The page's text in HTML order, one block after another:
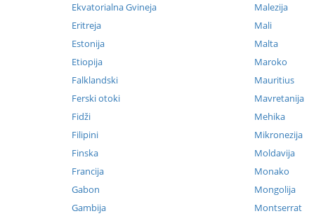
Ekvatorialna Gvineja
Eritreja
Estonija
Etiopija
Falklandski
Ferski otoki
Fidži
Filipini
Finska
Francija
Gabon
Gambija
Malezija
Mali
Malta
Maroko
Mauritius
Mavretanija
Mehika
Mikronezija
Moldavija
Monako
Mongolija
Montserrat